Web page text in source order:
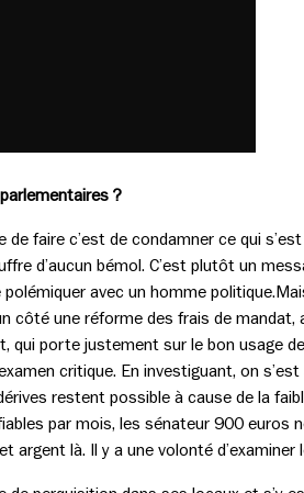
?
de faire c’est de condamner ce qui
d’aucun bémol. C’est plutôt un
avec un homme
côté une réforme des frais de mandat,
qui porte justement sur le bon usage
critique. En investiguant, on s’est
restent possible à cause de la
par mois, les sénateur 900 euros
argent là. Il y a une volonté